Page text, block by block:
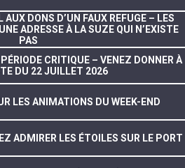
DONS D’UN FAUX REFUGE – LES
ADRESSE À LA SUZE QUI N’EXISTE
PAS
CRITIQUE – VENEZ DONNER À
DU 22 JUILLET 2026
LES ANIMATIONS DU WEEK-END
ADMIRER LES ÉTOILES SUR LE PORT